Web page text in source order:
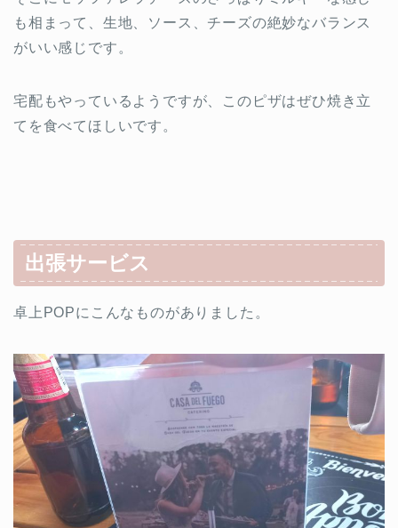
も相まって、生地、ソース、チーズの絶妙なバランス
がいい感じです。
宅配もやっているようですが、このピザはぜひ焼き立
てを食べてほしいです。
出張サービス
卓上POPにこんなものがありました。